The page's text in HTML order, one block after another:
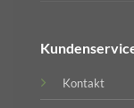
Kontakt